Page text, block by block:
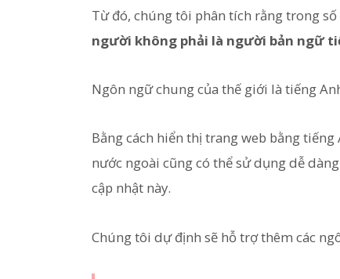
Từ đó, chúng tôi phân tích rằng trong
người không phải là người bản ngữ
Ngôn ngữ chung của thế giới là tiếng
Bằng cách hiển thị trang web bằng
nước ngoài cũng có thể sử dụng dễ
cập nhật này.
Chúng tôi dự định sẽ hỗ trợ thêm các